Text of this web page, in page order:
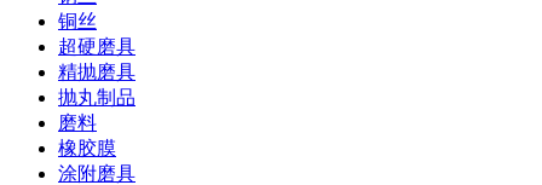
铜丝
超硬磨具
精抛磨具
抛丸制品
磨料
橡胶膜
涂附磨具